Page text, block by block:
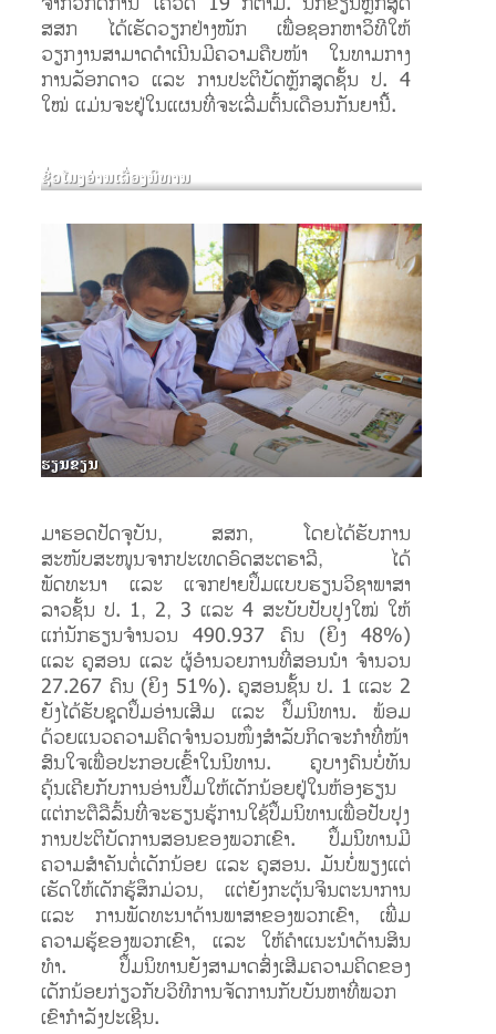
ສສກ ໄດ້ເຮັດວຽກຢ່າງໜັກ ເພື່ອຊອກຫາວິທີໃຫ້
ວຽກງານສາມາດດຳເນີນມີຄວາມຄືບໜ້າ ໃນທາມກາງ
ການລັອກດາວ ແລະ ການ​ປະຕິບັດຫຼັກສູດຊັ້ນ ປ. 4
ໃໝ່ ແມ່ນຈະຢູ່ໃນແຜນທີ່ຈະເລີ່ມຕົ້ນເດືອນກັນຍານີ້.
ຊົ່ວໂມງອ່ານເລື່ອງນິທານ
ຮຽນຂຽນ
ມາຮອດປັດຈຸບັນ, ສສກ, ໂດຍໄດ້ຮັບການ
ສະໜັບສະໜູນຈາກປະເທດອົດສະຕຣາລີ, ໄດ້
ພັດທະນາ ແລະ ແຈກຢາຍປຶ້ມແບບຮຽນວິຊາພາສາ
ລາວຊັ້ນ ປ. 1, 2, 3 ແລະ 4 ສະບັບປັບປຸງໃໝ່ ໃຫ້
ແກ່ນັກຮຽນຈຳນວນ 490.937 ຄົນ (ຍິງ 48%)
ແລະ ຄູສອນ ແລະ ຜູ້ອຳນວຍການທີ່ສອນນຳ ຈຳນວນ
27.267 ຄົນ (ຍິງ 51%). ຄູສອນຊັ້ນ ປ. 1 ແລະ 2
ຍັງໄດ້ຮັບຊຸດປຶ້ມອ່ານເສີມ ແລະ ປຶ້ມນິທານ. ພ້ອມ
ດ້ວຍແນວຄວາມຄິດຈຳນວນໜຶ່ງສຳລັບກິດຈະກຳທີ່ໜ້າ
ສົນໃຈເພື່ອປະກອບເຂົ້າໃນນິທານ. ຄູບາງຄົນບໍ່ທັນ
ຄຸ້ນເຄີຍກັບການອ່ານປຶ້ມໃຫ້ເດັກນ້ອຍຢູ່ໃນຫ້ອງຮຽນ
ແຕ່ກະຕືລືລົ້ນທີ່ຈະຮຽນຮູ້ການໃຊ້ປຶ້ມນິທານເພື່ອປັບປຸງ
ການປະຕິບັດການສອນຂອງພວກເຂົາ. ປຶ້ມນິທານມີ
ຄວາມສຳຄັນຕໍ່ເດັກນ້ອຍ ແລະ ຄູສອນ. ມັນບໍ່ພຽງແຕ່
ເຮັດໃຫ້ເດັກຮູ້ສຶກມ່ວນ, ແຕ່ຍັງກະຕຸ້ນຈິນຕະນາການ
ແລະ ການພັດທະນາດ້ານພາສາຂອງພວກເຂົາ, ເພີ່ມ
ຄວາມຮູ້ຂອງພວກເຂົາ, ແລະ ໃຫ້ຄໍາແນະນໍາດ້ານສິນ
ທໍາ. ປຶ້ມນິທານຍັງສາມາດສົ່ງເສີມຄວາມຄິດຂອງ
ເດັກນ້ອຍກ່ຽວກັບວິທີການຈັດການກັບບັນຫາທີ່ພວກ
ເຂົາກໍາລັງປະເຊີນ.